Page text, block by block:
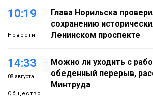
10:19
Новости
Глава Норильска
сохранению
Ленинском проспекте
14:33
08 августа
Общество
Можно ли уходить с
обеденный перерыв,
Минтруда